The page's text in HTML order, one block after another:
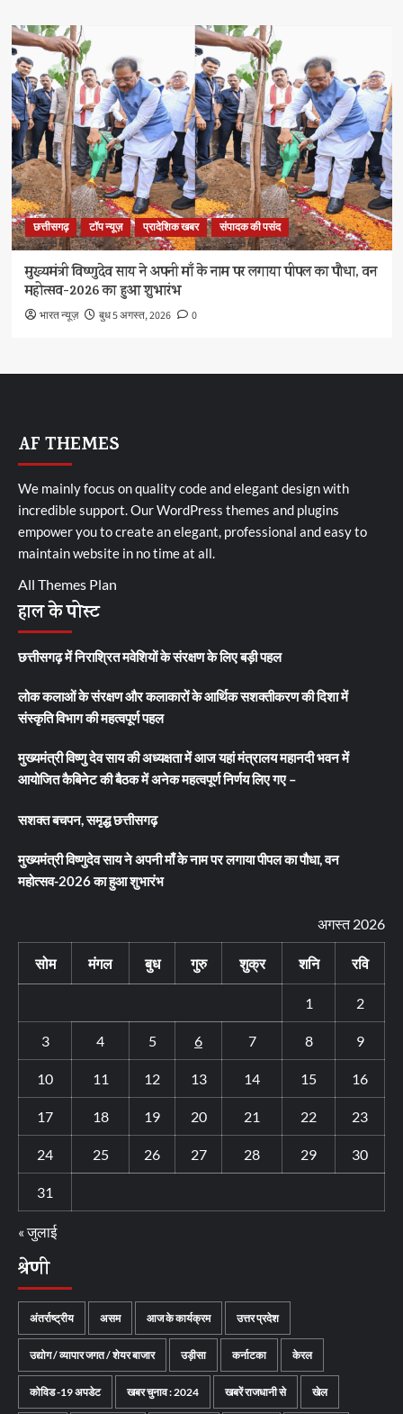
छत्तीसगढ़ टॉप न्यूज़ प्रादेशिक खबर संपादक की पसंद
मुख्यमंत्री विष्णुदेव साय ने अपनी माँ के नाम पर लगाया पीपल का पौधा, वन
महोत्सव-2026 का हुआ शुभारंभ
भारत न्यूज़ बुध 5 अगस्त, 2026 0
AF THEMES
We mainly focus on quality code and elegant design with
incredible support. OurWordPress themes and plugins
empower you to create an elegant, professional and easy to
maintain website in no time at all.
All Themes Plan
हाल के पोस्ट
छत्तीसगढ़ में निराश्रित मवेशियों के संरक्षण के लिए बड़ी पहल
लोक कलाओं के संरक्षण और कलाकारों के आर्थिक सशक्तीकरण की दिशा में
संस्कृति विभाग की महत्वपूर्ण पहल
मुख्यमंत्री विष्णु देव साय की अध्यक्षता में आज यहां मंत्रालय महानदी भवन में
आयोजित कैबिनेट की बैठक में अनेक महत्वपूर्ण निर्णय लिए गए –
सशक्त बचपन, समृद्ध छत्तीसगढ़
मुख्यमंत्री विष्णुदेव साय ने अपनी माँ के नाम पर लगाया पीपल का पौधा, वन
महोत्सव-2026 का हुआ शुभारंभ
अगस्त 2026
सोम मंगल बुध गुरु शुक्र शनि रवि
1 2
3 4 5 6 7 8 9
10 11 12 13 14 15 16
17 18 19 20 21 22 23
24 25 26 27 28 29 30
31
« जुलाई
श्रेणी
अंतर्राष्ट्रीय असम आज के कार्यक्रम उत्तर प्रदेश
उद्योग / व्यापार जगत / शेयर बाजार उड़ीसा कर्नाटका केरल
कोविड -19 अपडेट खबर चुनाव : 2024 खबरें राजधानी से खेल